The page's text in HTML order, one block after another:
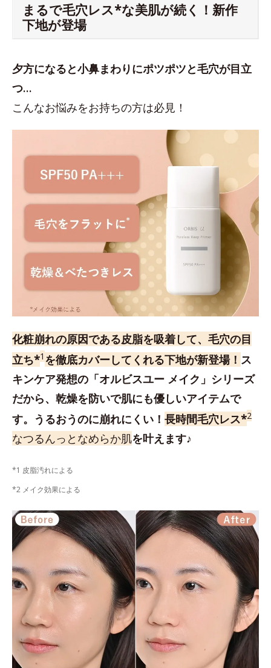
まるで毛穴レス*な美肌が続く！新作
下地が登場
夕方になると小鼻まわりにポツポツと毛穴が目立
つ…
こんなお悩みをお持ちの方は必見！
化粧崩れの原因である皮脂を吸着して、毛穴の目
立ち*1 を徹底カバーしてくれる下地が新登場！ ス
キンケア発想の「オルビスユー メイク」シリーズ
だから、乾燥を防いで肌にも優しいアイテムで
す。うるおうのに崩れにくい！ 長時間毛穴レス*2
なつるんっとなめらか肌を叶えます♪
*1 皮脂汚れによる
*2 メイク効果による